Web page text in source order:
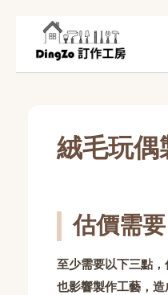
絨毛玩偶
估價需要
至少需要以下三點，
也影響製作工藝，